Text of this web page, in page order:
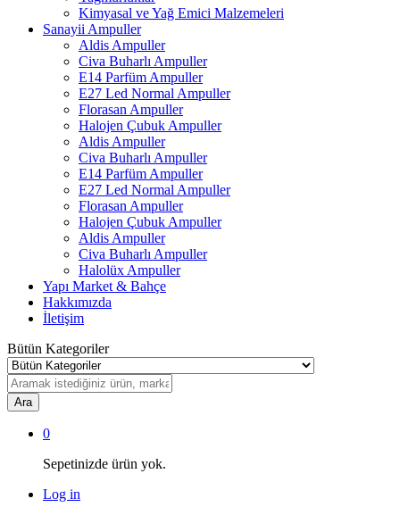
Kimyasal ve Yağ Emici Malzemeleri
Sanayii Ampuller
Aldis Ampuller
Civa Buharlı Ampuller
E14 Parfüm Ampuller
E27 Led Normal Ampuller
Florasan Ampuller
Halojen Çubuk Ampuller
Aldis Ampuller
Civa Buharlı Ampuller
E14 Parfüm Ampuller
E27 Led Normal Ampuller
Florasan Ampuller
Halojen Çubuk Ampuller
Aldis Ampuller
Civa Buharlı Ampuller
Halolüx Ampuller
Yapı Market & Bahçe
Hakkımızda
İletişim
Bütün Kategoriler
Ara
0
Sepetinizde ürün yok.
Log in